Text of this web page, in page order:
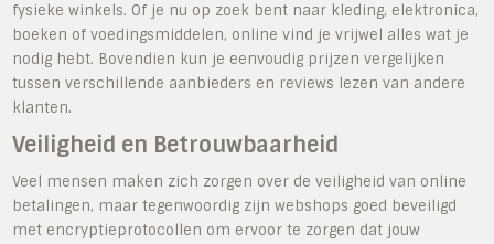
fysieke winkels. Of je nu op zoek bent naar kleding, elektronica,
boeken of voedingsmiddelen, online vind je vrijwel alles wat je
nodig hebt. Bovendien kun je eenvoudig prijzen vergelijken
tussen verschillende aanbieders en reviews lezen van andere
klanten.
Veiligheid en Betrouwbaarheid
Veel mensen maken zich zorgen over de veiligheid van online
betalingen, maar tegenwoordig zijn webshops goed beveiligd
met encryptieprotocollen om ervoor te zorgen dat jouw